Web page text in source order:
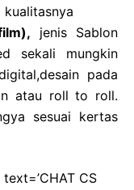
kualitasnya
jenis Sablon
sekali mungkin
pada
atau roll to roll.
sesuai kertas
CS